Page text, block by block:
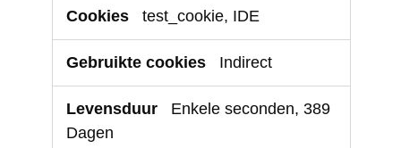
test_cookie, IDE
Indirect
Enkele seconden, 389
Dagen